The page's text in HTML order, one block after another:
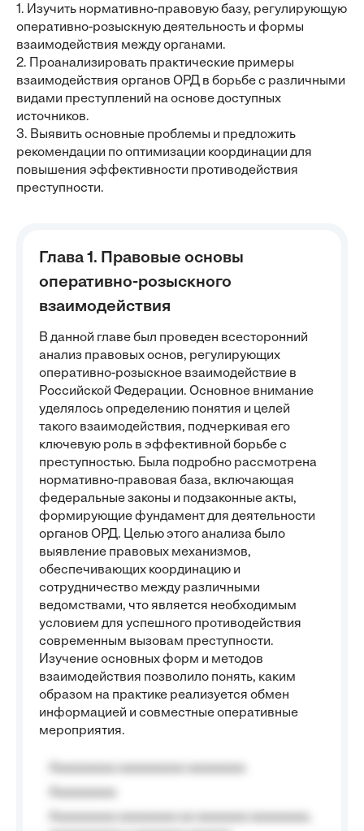
1. Изучить нормативно-правовую базу, регулирующую
оперативно-розыскную деятельность и формы
взаимодействия между органами.
2. Проанализировать практические примеры
взаимодействия органов ОРД в борьбе с различными
видами преступлений на основе доступных
источников.
3. Выявить основные проблемы и предложить
рекомендации по оптимизации координации для
повышения эффективности противодействия
преступности.
Глава 1. Правовые основы
оперативно-розыскного
взаимодействия
В данной главе был проведен всесторонний
анализ правовых основ, регулирующих
оперативно-розыскное взаимодействие в
Российской Федерации. Основное внимание
уделялось определению понятия и целей
такого взаимодействия, подчеркивая его
ключевую роль в эффективной борьбе с
преступностью. Была подробно рассмотрена
нормативно-правовая база, включающая
федеральные законы и подзаконные акты,
формирующие фундамент для деятельности
органов ОРД. Целью этого анализа было
выявление правовых механизмов,
обеспечивающих координацию и
сотрудничество между различными
ведомствами, что является необходимым
условием для успешного противодействия
современным вызовам преступности.
Изучение основных форм и методов
взаимодействия позволило понять, каким
образом на практике реализуется обмен
информацией и совместные оперативные
мероприятия.